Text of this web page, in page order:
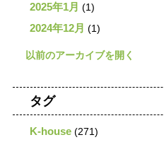
2025年1月 (1)
2024年12月 (1)
タグ
K-house(271)